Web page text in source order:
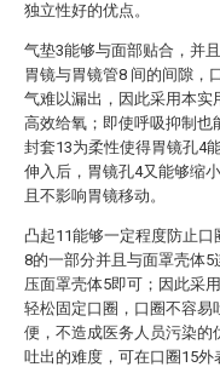
独立性好的优点。
气垫3能够与面部贴合，并
胃镜与胃镜管8 间的间隙，
气难以漏出，因此采用本实
高效给氧；即使呼吸抑制也
封套13为柔性使得胃镜孔4
伸入后，胃镜孔4又能够缩
且不影响胃镜移动。
凸起11能够一定程度防止
8的一部分并且与面罩壳体
压面罩壳体5即可；因此采
轻松固定口圈，口圈不容易
便，不造成医务人员污染的
吐出的难度，可在口圈15